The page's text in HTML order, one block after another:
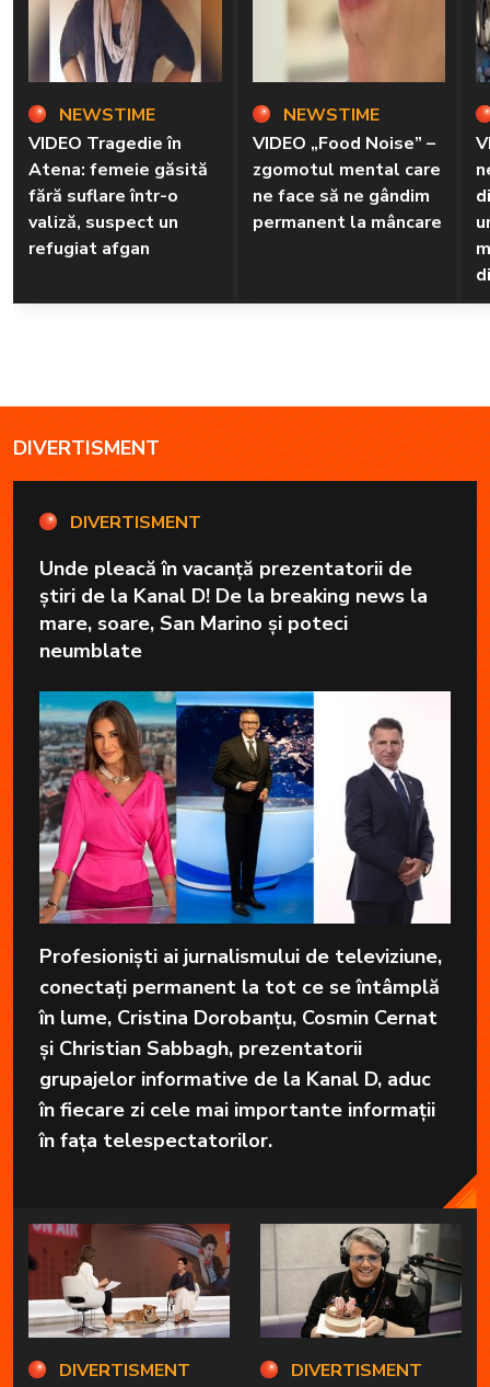
NEWSTIME
VIDEO Tragedie în
Atena: femeie găsită
fără suflare într-o
valiză, suspect un
refugiat afgan
NEWSTIME
VIDEO „Food Noise” –
zgomotul mental care
ne face să ne gândim
permanent la mâncare
DIVERTISMENT
DIVERTISMENT
Unde pleacă în vacanță prezentatorii de
știri de la Kanal D! De la breaking news la
mare, soare, San Marino și poteci
neumblate
Profesioniști ai jurnalismului de televiziune,
conectați permanent la tot ce se întâmplă
în lume, Cristina Dorobanțu, Cosmin Cernat
și Christian Sabbagh, prezentatorii
grupajelor informative de la Kanal D, aduc
în fiecare zi cele mai importante informații
în fața telespectatorilor.
DIVERTISMENT
DIVERTISMENT